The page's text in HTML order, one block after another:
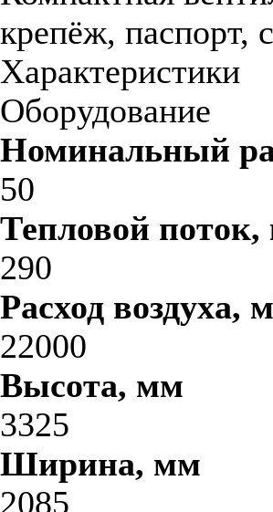
крепёж, паспорт,
Характеристики
Оборудование
Номинальный
50
Тепловой поток,
290
Расход воздуха,
22000
Высота, мм
3325
Ширина, мм
2085